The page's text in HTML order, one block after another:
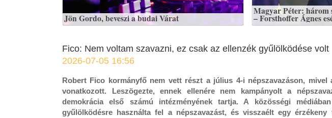
Jön Gordo, beveszi a budai Várat
Magyar Péter: három
– Forsthoffer Ágnes
Fico: Nem voltam szavazni, ez csak az ellenzék gyűlölködése volt
2026-07-05 16:56
Robert Fico kormányfő nem vett részt a július 4-i népszavazáson, mivel
vonatkozott. Leszögezte, ennek ellenére nem kampányolt a
demokrácia első számú intézményének tartja. A közösségi
gyűlölködésre használta fel a népszavazást, és visszaélt egy érzékeny